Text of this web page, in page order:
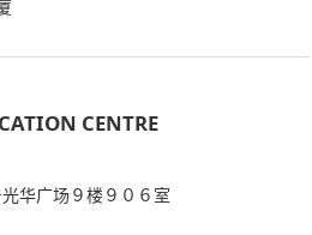
CENTRE
华广场９楼９０６室